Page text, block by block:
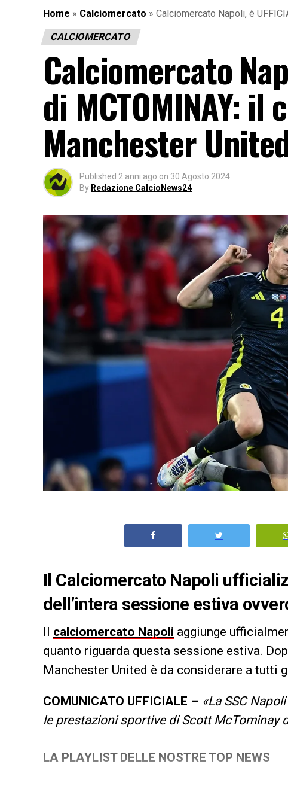
Home » Calciomercato » Calciomercato Napoli, è
CALCIOMERCATO
Calciomercato
di MCTOMINAY:
Manchester
Published 2 anni ago on 30 Agosto 2024
By Redazione CalcioNews24
Il Calciomercato Napoli
dell’intera sessione estiva
Il calciomercato Napoli aggiunge
quanto riguarda questa sessione estiva.
Manchester United è da considerare a tutti
COMUNICATO UFFICIALE – «La SSC
le prestazioni sportive di Scott McTominay
LA PLAYLIST DELLE NOSTRE TOP NEWS